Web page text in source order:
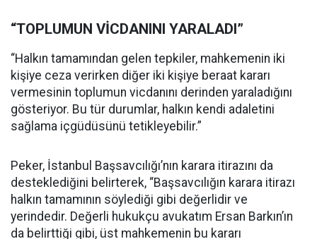
“TOPLUMUN VİCDANINI YARALADI”
“Halkın tamamından gelen tepkiler, mahkemenin iki
kişiye ceza verirken diğer iki kişiye beraat kararı
vermesinin toplumun vicdanını derinden yaraladığını
gösteriyor. Bu tür durumlar, halkın kendi adaletini
sağlama içgüdüsünü tetikleyebilir.”
Peker, İstanbul Başsavcılığı’nın karara itirazını da
desteklediğini belirterek, “Başsavcılığın karara itirazı
halkın tamamının söylediği gibi değerlidir ve
yerindedir. Değerli hukukçu avukatım Ersan Barkın’ın
da belirttiği gibi, üst mahkemenin bu kararı